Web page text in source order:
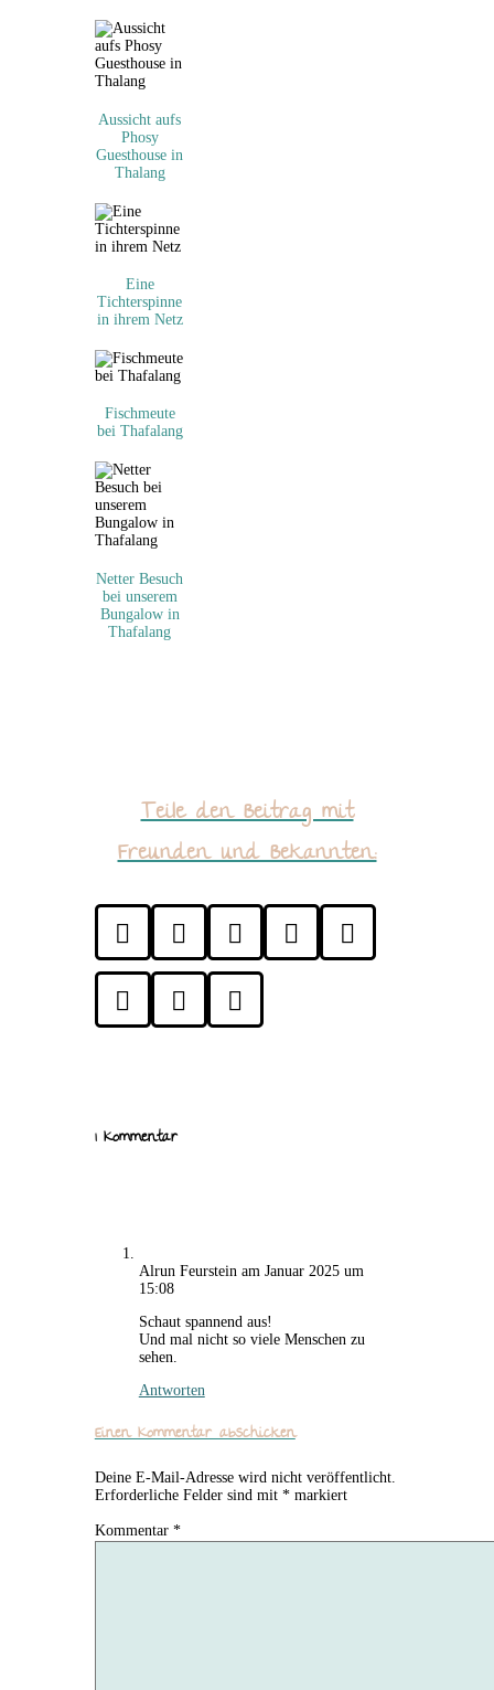
Aussicht aufs
Phosy
Guesthouse in
Thalang
Eine
Tichterspinne
in ihrem Netz
Fischmeute
bei Thafalang
Netter Besuch
bei unserem
Bungalow in
Thafalang
Teile den Beitrag mit
Freunden und Bekannten:
    
  
1 Kommentar
Alrun Feurstein am Januar 2025 um
15:08
Schaut spannend aus!
Und mal nicht so viele Menschen zu
sehen.
Antworten
Einen Kommentar abschicken
Deine E-Mail-Adresse wird nicht veröffentlicht.
Erforderliche Felder sind mit *markiert
Kommentar *